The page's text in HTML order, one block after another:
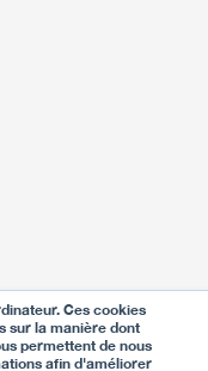
Ces cookies
sur la manière dont
permettent de nous
afin d'améliorer